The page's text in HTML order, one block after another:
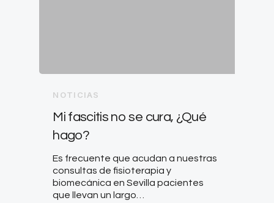
NOTICIAS
Mi fascitis no se cura, ¿Qué
hago?
Es frecuente que acudan a nuestras
consultas de fisioterapia y
biomecánica en Sevilla pacientes
que llevan un largo…